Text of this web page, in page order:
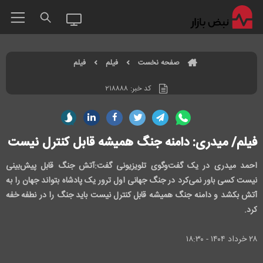
صفحه نخست فیلم فیلم
کد خبر: ۲۱۸۸۸۸
فیلم/ میدری: دامنه جنگ همیشه قابل کنترل نیست
احمد میدری در یک گفت‌وگوی تلویزیونی گفت:آتش جنگ قابل پیش‌بینی
نیست کسی باور نمی‌کرد در جنگ جهانی اول ترور یک پادشاه بتواند جهان را به
آتش بکشد و دامنه جنگ همیشه قابل کنترل نیست باید جنگ را در نطفه خفه
کرد.
۲۸ خرداد ۱۴۰۴ - ۱۸:۳۰